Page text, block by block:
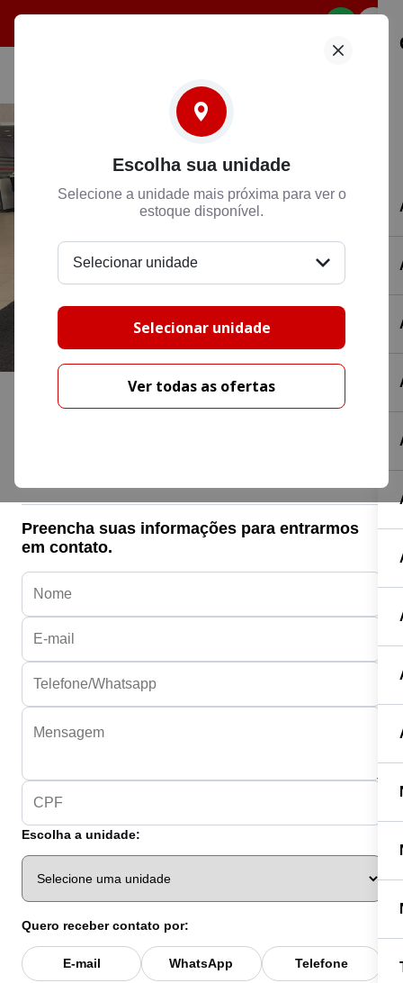
Preencha suas informações para entrarmos
em contato.
Escolha a unidade:
Quero receber contato por:
E-mail WhatsApp Telefone
Escolha sua unidade
Selecione a unidade mais próxima para ver o
estoque disponível.
Selecionar unidade
Selecionar unidade
Ver todas as ofertas